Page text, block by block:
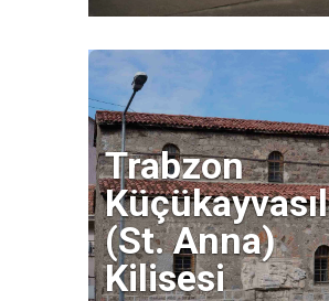
Trabzon
Küçükayvasıl
(St. Anna)
Kilisesi